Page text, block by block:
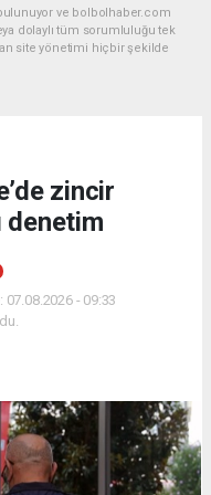
ve bolbolhaber.com
dolaylı tüm sorumluluğu tek
site yönetimi hiçbir şekilde
zincir
denetim
07.08.2026 - 09:33